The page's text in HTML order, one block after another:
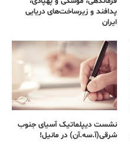
پدافند و زیرساخت‌های دریایی
ایران
نشست دیپلماتیک آسیای جنوب
شرقی‌(آ.سه.آن) در مانیل!